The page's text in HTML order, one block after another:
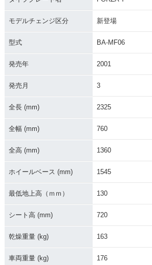
モデルチェンジ区分 新登場
型式 BA-MF06
発売年 2001
発売月 3
全長 (mm) 2325
全幅 (mm) 760
全高 (mm) 1360
ホイールベース (mm) 1545
最低地上高（ｍｍ） 130
シート高 (mm) 720
乾燥重量 (kg) 163
車両重量 (kg) 176